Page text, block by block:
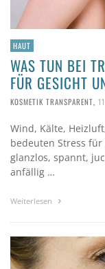
HAUT
WAS TUN BEI
FÜR GESICHT
KOSMETIK TRANSPARENT,
Wind, Kälte,
bedeuten Stress
glanzlos, spannt,
anfällig …
Weiterlesen